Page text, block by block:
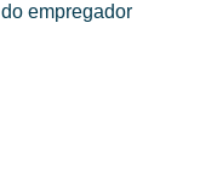
do empregador